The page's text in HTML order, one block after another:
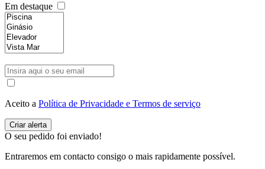
Em destaque
Aceito a Política de Privacidade e Termos de serviço
O seu pedido foi enviado!
Entraremos em contacto consigo o mais rapidamente possível.